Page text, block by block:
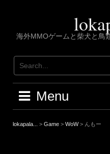
海外MMOゲームと柴犬と鳥
Menu
lokapala... > Game > WoW> んもー